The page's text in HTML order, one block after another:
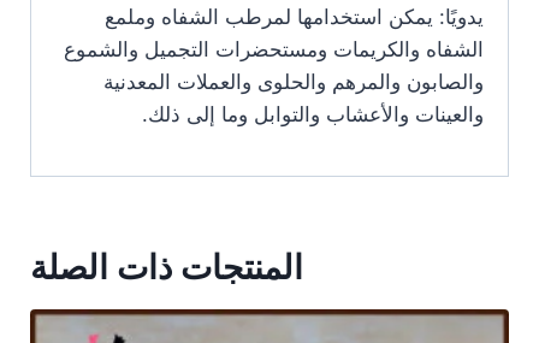
يدويًا: يمكن استخدامها لمرطب الشفاه وملمع
الشفاه والكريمات ومستحضرات التجميل والشموع
والصابون والمرهم والحلوى والعملات المعدنية
والعينات والأعشاب والتوابل وما إلى ذلك.
المنتجات ذات الصلة